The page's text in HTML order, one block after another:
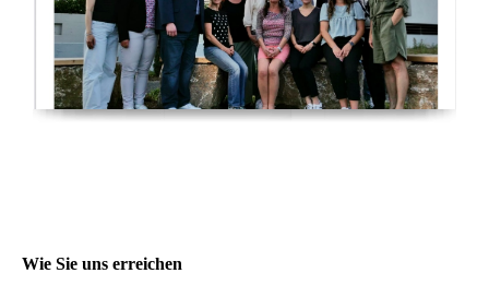
Wie Sie uns erreichen